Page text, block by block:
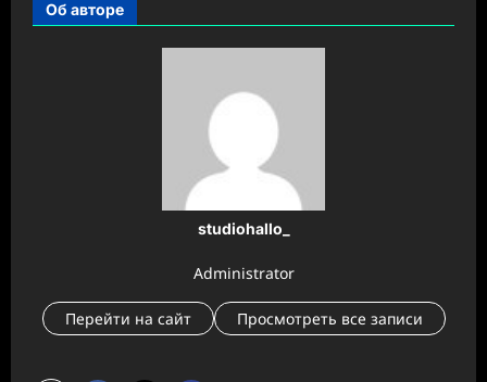
Об авторе
studiohallo_
Administrator
Перейти на сайт Просмотреть все записи